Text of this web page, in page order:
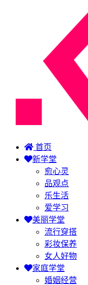
首页
新学堂
愈心灵
品观点
乐生活
爱学习
美丽学堂
流行穿搭
彩妆保养
女人好物
家庭学堂
婚姻经营